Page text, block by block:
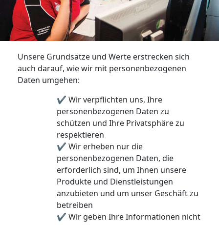
Unsere Grundsätze und Werte erstrecken sich
auch darauf, wie wir mit personenbezogenen
Daten umgehen:
✔ Wir verpflichten uns, Ihre
personenbezogenen Daten zu
schützen und Ihre Privatsphäre zu
respektieren
✔ Wir erheben nur die
personenbezogenen Daten, die
erforderlich sind, um Ihnen unsere
Produkte und Dienstleistungen
anzubieten und um unser Geschäft zu
betreiben
✔ Wir geben Ihre Informationen nicht